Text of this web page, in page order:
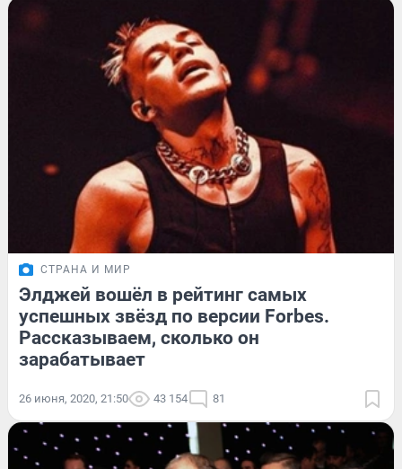
СТРАНА И МИР
Элджей вошёл в рейтинг самых
успешных звёзд по версии Forbes.
Рассказываем, сколько он
зарабатывает
26 июня, 2020, 21:50 43 154 81